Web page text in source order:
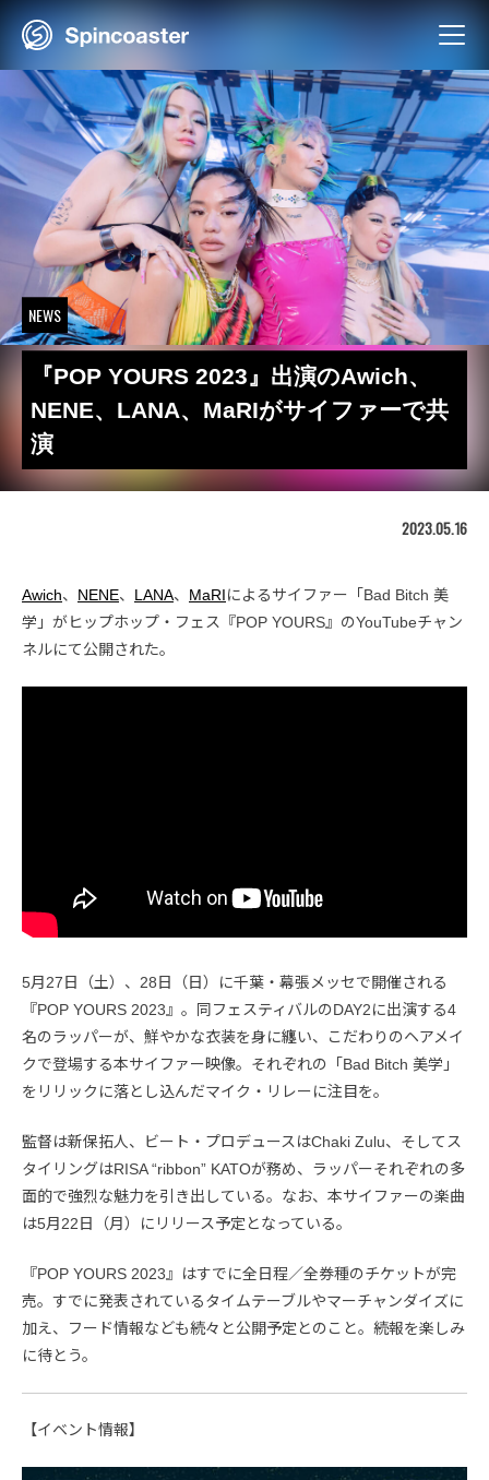
Skip
NEWS
『POP YOURS 2023』出演のAwich、
NENE、LANA、MaRIがサイファーで共
演
2023.05.16
Awich、 NENE、 LANA、 MaRIによるサイファー「Bad Bitch 美
学」がヒップホップ・フェス『POP YOURS』のYouTubeチャン
ネルにて公開された。
5月27日（土）、28日（日）に千葉・幕張メッセで開催される
『POP YOURS 2023』。同フェスティバルのDAY2に出演する4
名のラッパーが、鮮やかな衣装を身に纏い、こだわりのヘアメイ
クで登場する本サイファー映像。それぞれの「Bad Bitch 美学」
をリリックに落とし込んだマイク・リレーに注目を。
監督は新保拓人、ビート・プロデュースはChaki Zulu、そしてス
タイリングはRISA “ribbon” KATOが務め、ラッパーそれぞれの多
面的で強烈な魅力を引き出している。なお、本サイファーの楽曲
は5月22日（月）にリリース予定となっている。
『POP YOURS 2023』はすでに全日程／全券種のチケットが完
売。すでに発表されているタイムテーブルやマーチャンダイズに
加え、フード情報なども続々と公開予定とのこと。続報を楽しみ
に待とう。
【イベント情報】